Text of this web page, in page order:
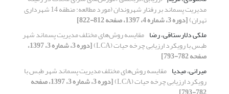
مدیریت پسماند بر رفتار شهروندان (مورد مطالعه: منطقه 14 شهرداری
تهران)[دوره 3، شماره 4، 1397، صفحه 812-822]
ملکی دلارستاقی، رضا مقایسه روش‌های مختلف مدیریت پسماند شهر
طبس با رویکرد ارزیابی چرخه حیات (LCA) [دوره 3، شماره 3، 1397،
صفحه 782-793]
میرانی، میدیا مقایسه روش‌های مختلف مدیریت پسماند شهر طبس با
رویکرد ارزیابی چرخه حیات (LCA) [دوره 3، شماره 3، 1397، صفحه